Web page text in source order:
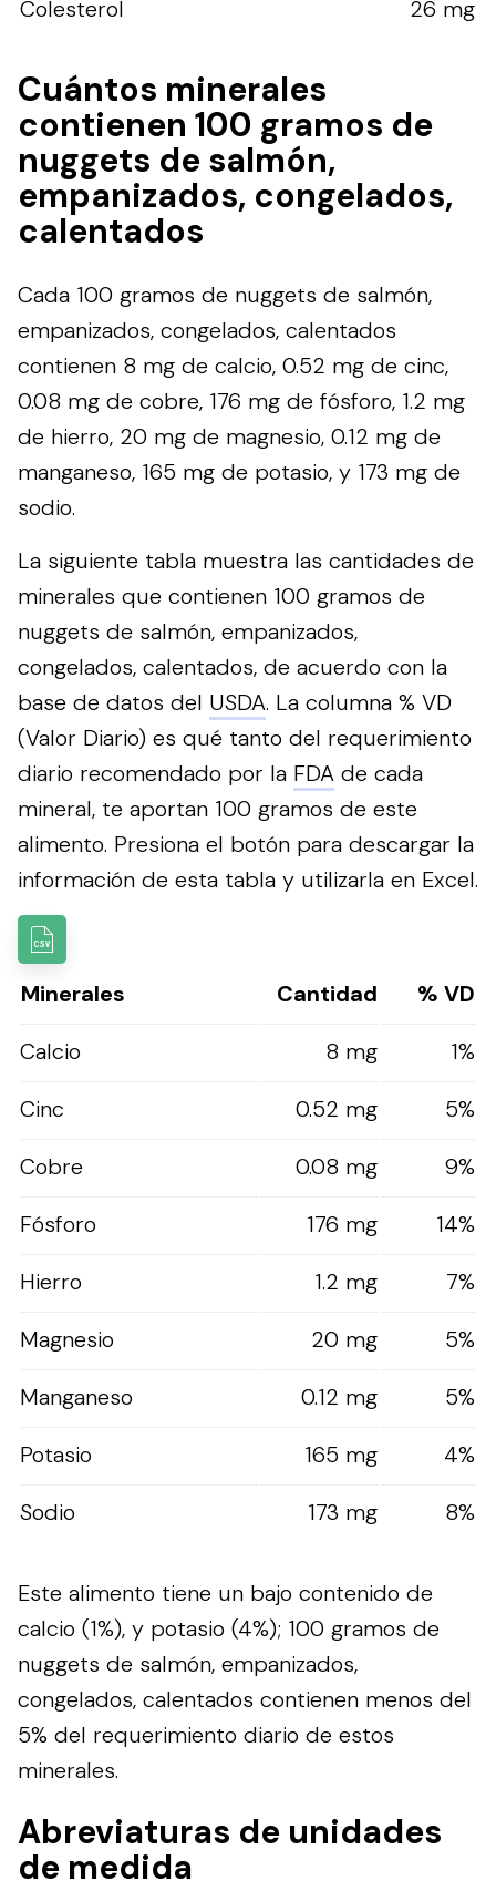
Colesterol 26 mg
Cuántos minerales
contienen 100 gramos de
nuggets de salmón,
empanizados, congelados,
calentados
Cada 100 gramos de nuggets de salmón,
empanizados, congelados, calentados
contienen 8 mg de calcio, 0.52 mg de cinc,
0.08 mg de cobre, 176 mg de fósforo, 1.2 mg
de hierro, 20 mg de magnesio, 0.12 mg de
manganeso, 165 mg de potasio, y 173 mg de
sodio.
La siguiente tabla muestra las cantidades de
minerales que contienen 100 gramos de
nuggets de salmón, empanizados,
congelados, calentados, de acuerdo con la
base de datos del USDA. La columna % VD
(Valor Diario) es qué tanto del requerimiento
diario recomendado por la FDA de cada
mineral, te aportan 100 gramos de este
alimento. Presiona el botón para descargar la
información de esta tabla y utilizarla en Excel.
Minerales Cantidad
% VD
Calcio
8 mg
1%
Cinc
0.52 mg
5%
Cobre
0.08 mg
9%
Fósforo
176 mg
14%
Hierro
1.2 mg
7%
Magnesio
20 mg
5%
Manganeso
0.12 mg
5%
Potasio
165 mg
4%
Sodio
173 mg 8%
Este alimento tiene un bajo contenido de
calcio (1%), y potasio (4%); 100 gramos de
nuggets de salmón, empanizados,
congelados, calentados contienen menos del
5% del requerimiento diario de estos
minerales.
Abreviaturas de unidades
de medida